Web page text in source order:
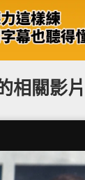
相關影片